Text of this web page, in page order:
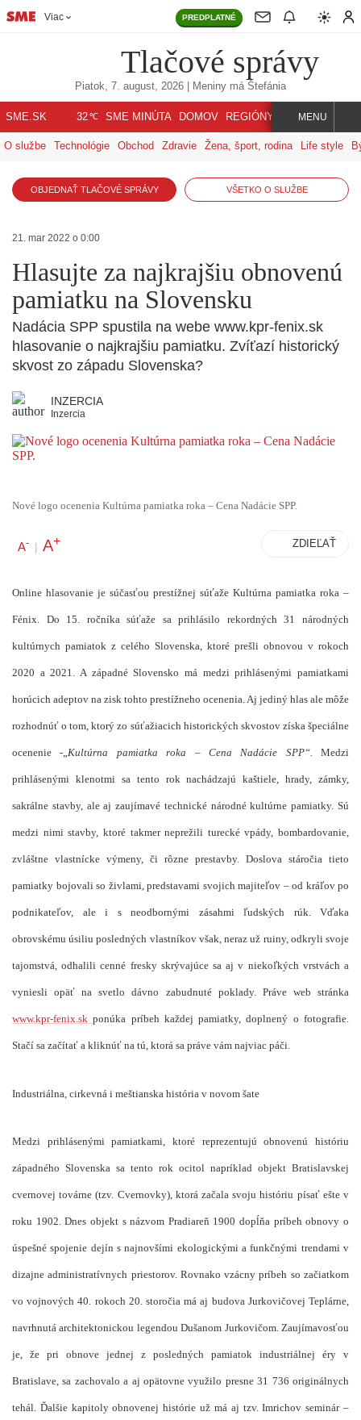
Viac PREDPLATNÉ
Tlačové správy
Piatok, 7. august, 2026 | Meniny má Štefánia
SME.SK 32℃ SME MINÚTA DOMOV REGIÓNY INDEX SVET
MENU
O službe Technológie Obchod Zdravie Žena, šport, rodina Life style
OBJEDNAŤ TLAČOVÉ SPRÁVY VŠETKO O SLUŽBE
21. mar 2022 o 0:00
Hlasujte za najkrajšiu obnovenú
pamiatku na Slovensku
Nadácia SPP spustila na webe www.kpr-fenix.sk
hlasovanie o najkrajšiu pamiatku. Zvíťazí historický
skvost zo západu Slovenska?
INZERCIA
Inzercia
Nové logo ocenenia Kultúrna pamiatka roka – Cena Nadácie SPP.
A- | A+ ZDIEĽAŤ
Online hlasovanie je súčasťou prestížnej súťaže Kultúrna pamiatka roka –
Fénix. Do 15. ročníka súťaže sa prihlásilo rekordných 31 národných
kultúrnych pamiatok z celého Slovenska, ktoré prešli obnovou v rokoch
2020 a 2021. A západné Slovensko má medzi prihlásenými pamiatkami
horúcich adeptov na zisk tohto prestížneho ocenenia. Aj jediný hlas ale môže
rozhodnúť o tom, ktorý zo súťažiacich historických skvostov získa špeciálne
ocenenie -„Kultúrna pamiatka roka – Cena Nadácie SPP“. Medzi
prihlásenými klenotmi sa tento rok nachádzajú kaštiele, hrady, zámky,
sakrálne stavby, ale aj zaujímavé technické národné kultúrne pamiatky. Sú
medzi nimi stavby, ktoré takmer neprežili turecké vpády, bombardovanie,
zvláštne vlastnícke výmeny, či rôzne prestavby. Doslova stáročia tieto
pamiatky bojovali so živlami, predstavami svojich majiteľov – od kráľov po
podnikateľov, ale i s neodbornými zásahmi ľudských rúk. Vďaka
obrovskému úsiliu posledných vlastníkov však, neraz už ruiny, odkryli svoje
tajomstvá, odhalili cenné fresky skrývajúce sa aj v niekoľkých vrstvách a
vyniesli opäť na svetlo dávno zabudnuté poklady. Práve web stránka
www.kpr-fenix.sk ponúka príbeh každej pamiatky, doplnený o fotografie.
Stačí sa začítať a kliknúť na tú, ktorá sa práve vám najviac páči.
Industriálna, cirkevná i meštianska história v novom šate
Medzi prihlásenými pamiatkami, ktoré reprezentujú obnovenú históriu
západného Slovenska sa tento rok ocitol napríklad objekt Bratislavskej
cvernovej továrne (tzv. Cvernovky), ktorá začala svoju históriu písať ešte v
roku 1902. Dnes objekt s názvom Pradiareň 1900 dopĺňa príbeh obnovy o
úspešné spojenie dejín s najnovšími ekologickými a funkčnými trendami v
dizajne administratívnych priestorov. Rovnako vzácny príbeh so začiatkom
vo vojnových 40. rokoch 20. storočia má aj budova Jurkovičovej Teplárne,
navrhnutá architektonickou legendou Dušanom Jurkovičom. Zaujímavosťou
je, že pri obnove jednej z posledných pamiatok industriálnej éry v
Bratislave, sa zachovalo a aj opätovne využilo presne 31 736 originálnych
tehál. Ďalšie kapitoly obnovenej histórie už má aj tzv. Imrichov seminár –